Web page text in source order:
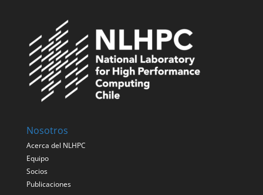
Nosotros
Acerca del NLHPC
Equipo
Socios
Publicaciones